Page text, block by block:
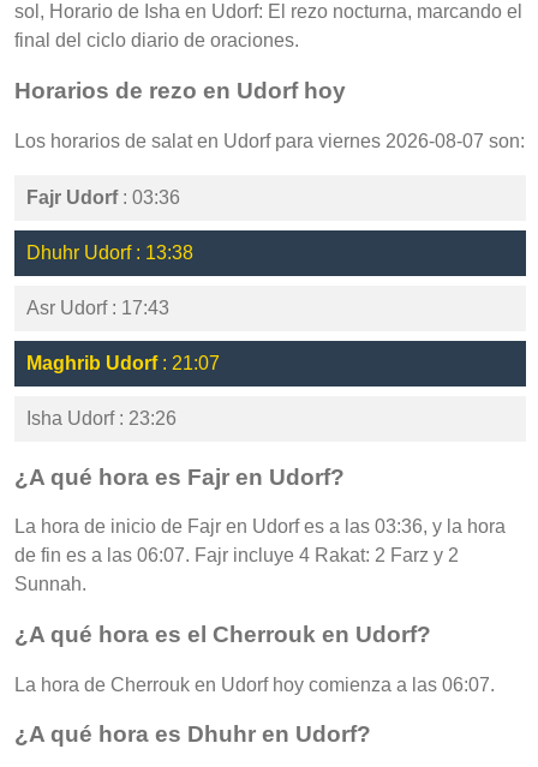
sol, Horario de Isha en Udorf: El rezo nocturna, marcando el
final del ciclo diario de oraciones.
Horarios de rezo en Udorf hoy
Los horarios de salat en Udorf para viernes 2026-08-07 son:
Fajr Udorf: 03:36
Dhuhr Udorf : 13:38
Asr Udorf : 17:43
Maghrib Udorf: 21:07
Isha Udorf : 23:26
¿A qué hora es Fajr en Udorf?
La hora de inicio de Fajr en Udorf es a las 03:36, y la hora
de fin es a las 06:07. Fajr incluye 4 Rakat: 2 Farz y 2
Sunnah.
¿A qué hora es el Cherrouk en Udorf?
La hora de Cherrouk en Udorf hoy comienza a las 06:07.
¿A qué hora es Dhuhr en Udorf?